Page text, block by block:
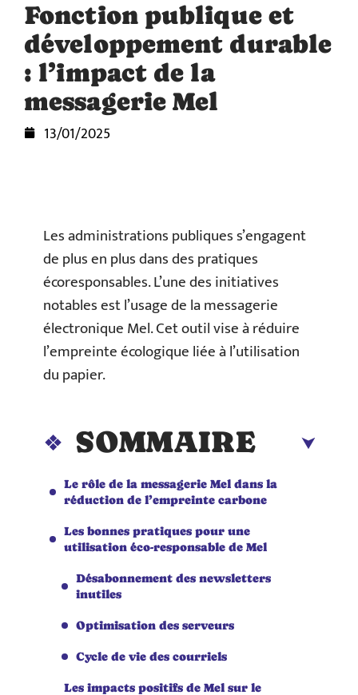
Fonction publique et
développement durable
: l’impact de la
messagerie Mel
13/01/2025
Les administrations publiques s’engagent
de plus en plus dans des pratiques
écoresponsables. L’une des initiatives
notables est l’usage de la messagerie
électronique Mel. Cet outil vise à réduire
l’empreinte écologique liée à l’utilisation
du papier.
SOMMAIRE
Le rôle de la messagerie Mel dans la
réduction de l’empreinte carbone
Les bonnes pratiques pour une
utilisation éco-responsable de Mel
Désabonnement des newsletters
inutiles
Optimisation des serveurs
Cycle de vie des courriels
Les impacts positifs de Mel sur le